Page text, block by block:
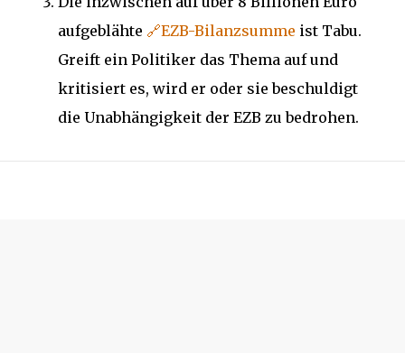
aufgeblähte 🔗EZB-Bilanzsumme ist Tabu.
Greift ein Politiker das Thema auf und
kritisiert es, wird er oder sie beschuldigt
die Unabhängigkeit der EZB zu bedrohen.